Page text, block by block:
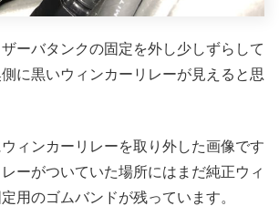
ーバタンクの固定を外し少しずらして
に黒いウィンカーリレーが見えると思
ウィンカーリレーを取り外した画像です
ーがついていた場所にはまだ純正ウィ
用のゴムバンドが残っています。